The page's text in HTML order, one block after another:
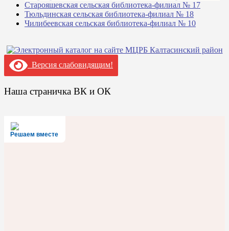
Старояшевская сельская библиотека-филиал № 17
Тюльдинская сельская библиотека-филиал № 18
Чилибеевская сельская библиотека-филиал № 10
Версия слабовидящим!
Наша страничка ВК и ОК
Решаем вместе